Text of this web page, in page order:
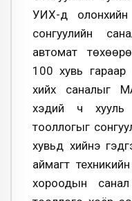
УИХ-д
сонгуулийн
автомат
100 хувь гараар
хийх саналыг
хэдий ч хууль
тооллогыг
хувьд хийнэ
аймагт
хороодын